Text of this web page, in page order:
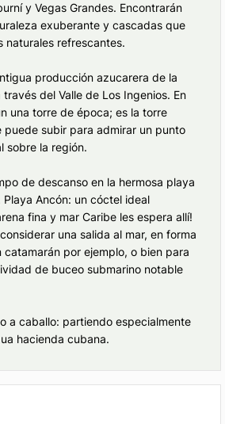
y Vegas Grandes. Encontrarán
exuberante y cascadas que
naturales refrescantes.
producción azucarera de la
del Valle de Los Ingenios. En
una torre de época; es la torre
puede subir para admirar un punto
sobre la región.
de descanso en la hermosa playa
Playa Ancón: un cóctel ideal
fina y mar Caribe les espera allí!
una salida al mar, en forma
catamarán por ejemplo, o bien para
de buceo submarino notable
a caballo: partiendo especialmente
hacienda cubana.